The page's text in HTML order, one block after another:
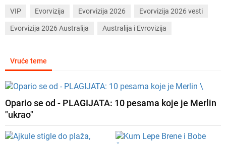
VIP Evorvizija Evorvizija 2026 Evorvizija 2026 vesti
Evorvizija 2026 Australija Australija i Evrovizija
Vruće teme
Opario se od - PLAGIJATA: 10 pesama koje je Merlin
"ukrao"